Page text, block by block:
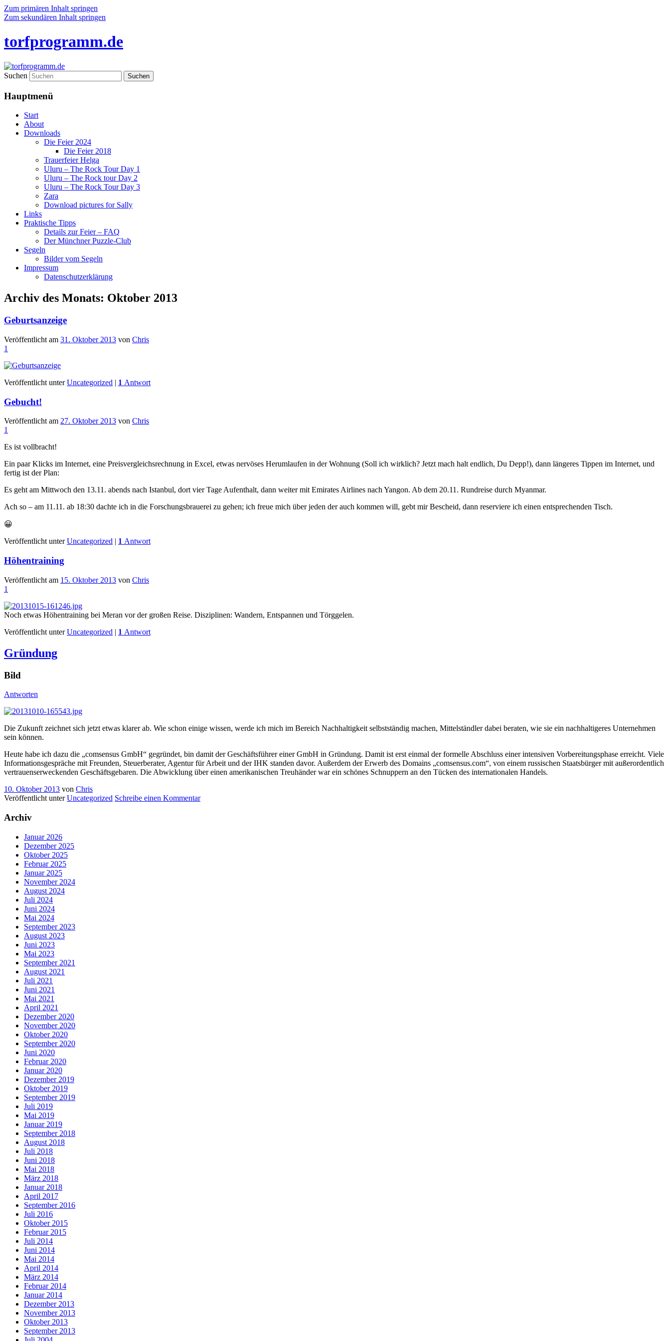
Zum primären Inhalt springen
Zum sekundären Inhalt springen
torfprogramm.de
Suchen
Hauptmenü
Start
About
Downloads
Die Feier 2024
Die Feier 2018
Trauerfeier Helga
Uluru – The Rock Tour Day 1
Uluru – The Rock tour Day 2
Uluru – The Rock Tour Day 3
Zara
Download pictures for Sally
Links
Praktische Tipps
Details zur Feier – FAQ
Der Münchner Puzzle-Club
Segeln
Bilder vom Segeln
Impressum
Datenschutz­erklärung
Archiv des Monats: Oktober 2013
Geburtsanzeige
Veröffentlicht am 31. Oktober 2013 von Chris
1
Veröffentlicht unter Uncategorized | 1 Antwort
Gebucht!
Veröffentlicht am 27. Oktober 2013 von Chris
1
Es ist vollbracht!
Ein paar Klicks im Internet, eine Preisvergleichsrechnung in Excel, etwas nervöses Herumlaufen in der Wohnung (Soll ich wirklich? Jetzt mach halt endlich, Du Depp!), dann längeres Tippen im Internet, und
fertig ist der Plan:
Es geht am Mittwoch den 13.11. abends nach Istanbul, dort vier Tage Aufenthalt, dann weiter mit Emirates Airlines nach Yangon. Ab dem 20.11. Rundreise durch Myanmar.
Ach so – am 11.11. ab 18:30 dachte ich in die Forschungsbrauerei zu gehen; ich freue mich über jeden der auch kommen will, gebt mir Bescheid, dann reserviere ich einen entsprechenden Tisch.
😀
Veröffentlicht unter Uncategorized | 1 Antwort
Höhentraining
Veröffentlicht am 15. Oktober 2013 von Chris
1
Noch etwas Höhentraining bei Meran vor der großen Reise. Disziplinen: Wandern, Entspannen und Törggelen.
Veröffentlicht unter Uncategorized | 1 Antwort
Gründung
Bild
Antworten
Die Zukunft zeichnet sich jetzt etwas klarer ab. Wie schon einige wissen, werde ich mich im Bereich Nachhaltigkeit selbstständig machen, Mittelständler dabei beraten, wie sie ein nachhaltigeres Unternehmen
sein können.
Heute habe ich dazu die „comsensus GmbH“ gegründet, bin damit der Geschäftsführer einer GmbH in Gründung. Damit ist erst einmal der formelle Abschluss einer intensiven Vorbereitungsphase erreicht. Viele
Informationsgespräche mit Freunden, Steuerberater, Agentur für Arbeit und der IHK standen davor. Außerdem der Erwerb des Domains „comsensus.com“, von einem russischen Staatsbürger mit außerordentlich
vertrauenserweckenden Geschäftsgebaren. Die Abwicklung über einen amerikanischen Treuhänder war ein schönes Schnuppern an den Tücken des internationalen Handels.
10. Oktober 2013 von Chris
Veröffentlicht unter Uncategorized Schreibe einen Kommentar
Archiv
Januar 2026
Dezember 2025
Oktober 2025
Februar 2025
Januar 2025
November 2024
August 2024
Juli 2024
Juni 2024
Mai 2024
September 2023
August 2023
Juni 2023
Mai 2023
September 2021
August 2021
Juli 2021
Juni 2021
Mai 2021
April 2021
Dezember 2020
November 2020
Oktober 2020
September 2020
Juni 2020
Februar 2020
Januar 2020
Dezember 2019
Oktober 2019
September 2019
Juli 2019
Mai 2019
Januar 2019
September 2018
August 2018
Juli 2018
Juni 2018
Mai 2018
März 2018
Januar 2018
April 2017
September 2016
Juli 2016
Oktober 2015
Februar 2015
Juli 2014
Juni 2014
Mai 2014
April 2014
März 2014
Februar 2014
Januar 2014
Dezember 2013
November 2013
Oktober 2013
September 2013